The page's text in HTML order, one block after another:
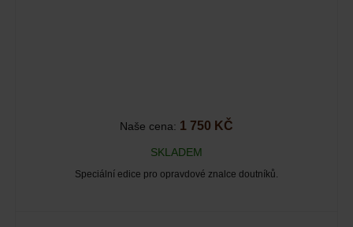
Naše cena: 1 750 KČ
SKLADEM
Speciální edice pro opravdové znalce doutníků.